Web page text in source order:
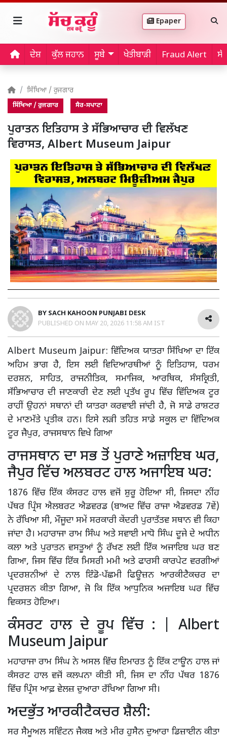
Epaper
ਦੇਸ਼ ਕੁੱਲ ਜਹਾਨ ਸੂਬੇ ਖੇਤੀਬਾੜੀ Fraud Alert
ਸਿੱਖਿਆ / ਰੁਜਗਾਰ
ਸਿੱਖਿਆ / ਰੁਜਗਾਰ ਸੈਰ-ਸਪਾਟਾ
ਪੁਰਾਤਨ ਇਤਿਹਾਸ ਤੇ ਸੱਭਿਆਚਾਰ ਦੀ ਵਿਲੱਖਣ
ਵਿਰਾਸਤ, Albert Museum Jaipur
BY SACH KAHOON PUNJABI DESK
PUBLISHED ON MAY 20, 2026 11:58 AM IST
Albert Museum Jaipur: ਵਿੱਦਿਅਕ ਯਾਤਰਾ ਸਿੱਖਿਆ ਦਾ ਇੱਕ
ਅਹਿਮ ਭਾਗ ਹੈ, ਇਸ ਲਈ ਵਿਦਿਆਰਥੀਆਂ ਨੂੰ ਇਤਿਹਾਸ, ਧਰਮ
ਦਰਸ਼ਨ, ਸਾਹਿਤ, ਰਾਜਨੀਤਿਕ, ਸਮਾਜਿਕ, ਆਰਥਿਕ, ਸੰਸਕ੍ਰਿਤੀ,
ਸੱਭਿਆਚਾਰ ਦੀ ਜਾਣਕਾਰੀ ਦੇਣ ਲਈ ਪ੍ਰਤੱਖ ਰੂਪ ਵਿੱਚ ਵਿੱਦਿਅਕ ਟੂਰ
ਰਾਹੀਂ ਉਹਨਾਂ ਸਥਾਨਾਂ ਦੀ ਯਾਤਰਾ ਕਰਵਾਈ ਜਾਂਦੀ ਹੈ, ਜੋ ਸਾਡੇ ਰਾਸ਼ਟਰ
ਦੇ ਮਾਣਮੱਤੇ ਪ੍ਰਤੀਕ ਹਨ। ਇਸੇ ਲੜੀ ਤਹਿਤ ਸਾਡੇ ਸਕੂਲ ਦਾ ਵਿੱਦਿਅਕ
ਟੂਰ ਜੈਪੁਰ, ਰਾਜਸਥਾਨ ਵਿਖੇ ਗਿਆ
ਰਾਜਸਥਾਨ ਦਾ ਸਭ ਤੋਂ ਪੁਰਾਣੇ ਅਜ਼ਾਇਬ ਘਰ,
ਜੈਪੁਰ ਵਿੱਚ ਅਲਬਰਟ ਹਾਲ ਅਜਾਇਬ ਘਰ:
1876 ਵਿੱਚ ਇੱਕ ਕੰਸਰਟ ਹਾਲ ਵਜੋਂ ਸ਼ੁਰੂ ਹੋਇਆ ਸੀ, ਜਿਸਦਾ ਨੀਂਹ
ਪੱਥਰ ਪ੍ਰਿੰਸ ਐਲਬਰਟ ਐਡਵਰਡ (ਬਾਅਦ ਵਿੱਚ ਰਾਜਾ ਐਡਵਰਡ 7ਵੇਂ)
ਨੇ ਰੱਖਿਆ ਸੀ, ਮੌਜੂਦਾ ਸਮੇਂ ਸਰਕਾਰੀ ਕੇਂਦਰੀ ਪੁਰਾਤੱਤਵ ਸਥਾਨ ਵੀ ਕਿਹਾ
ਜਾਂਦਾ ਹੈ। ਮਹਾਰਾਜਾ ਰਾਮ ਸਿੰਘ ਅਤੇ ਸਵਾਈ ਮਾਧੋ ਸਿੰਘ ਦੂਜੇ ਦੇ ਅਧੀਨ
ਕਲਾ ਅਤੇ ਪੁਰਾਤਨ ਵਸਤੂਆਂ ਨੂੰ ਰੱਖਣ ਲਈ ਇੱਕ ਅਜਾਇਬ ਘਰ ਬਣ
ਗਿਆ, ਜਿਸ ਵਿੱਚ ਇੱਕ ਮਿਸਰੀ ਮਮੀ ਅਤੇ ਫਾਰਸੀ ਕਾਰਪੇਟ ਵਰਗੀਆਂ
ਪ੍ਰਦਰਸ਼ਨੀਆਂ ਦੇ ਨਾਲ ਇੰਡੋ-ਪੱਛਮੀ ਫਿਊਜ਼ਨ ਆਰਕੀਟੈਕਚਰ ਦਾ
ਪ੍ਰਦਰਸ਼ਨ ਕੀਤਾ ਗਿਆ, ਜੋ ਕਿ ਇੱਕ ਆਧੁਨਿਕ ਅਜਾਇਬ ਘਰ ਵਿੱਚ
ਵਿਕਸਤ ਹੋਇਆ।
ਕੰਸਰਟ ਹਾਲ ਦੇ ਰੂਪ ਵਿੱਚ : | Albert
Museum Jaipur
ਮਹਾਰਾਜਾ ਰਾਮ ਸਿੰਘ ਨੇ ਅਸਲ ਵਿੱਚ ਇਮਾਰਤ ਨੂੰ ਇੱਕ ਟਾਊਨ ਹਾਲ ਜਾਂ
ਕੰਸਰਟ ਹਾਲ ਵਜੋਂ ਕਲਪਨਾ ਕੀਤੀ ਸੀ, ਜਿਸ ਦਾ ਨੀਂਹ ਪੱਥਰ 1876
ਵਿੱਚ ਪ੍ਰਿੰਸ ਆਫ਼ ਵੇਲਜ਼ ਦੁਆਰਾ ਰੱਖਿਆ ਗਿਆ ਸੀ।
ਅਦਭੁੱਤ ਆਰਕੀਟੈਕਚਰ ਸ਼ੈਲੀ:
ਸਰ ਸੈਮੂਅਲ ਸਵਿੰਟਨ ਜੈਕਬ ਅਤੇ ਮੀਰ ਹੁਸੈਨ ਦੁਆਰਾ ਡਿਜ਼ਾਈਨ ਕੀਤਾ